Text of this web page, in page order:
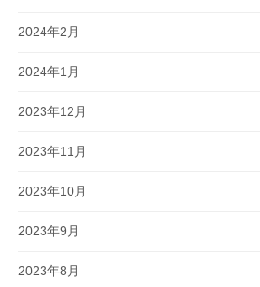
2024年2月
2024年1月
2023年12月
2023年11月
2023年10月
2023年9月
2023年8月